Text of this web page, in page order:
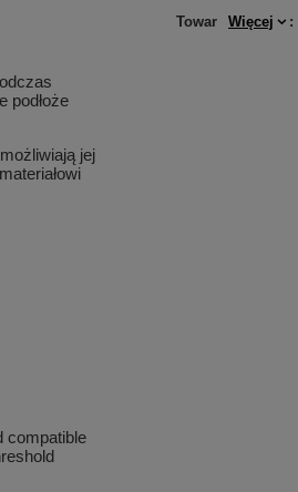
podłoże
jej
compatible
Towar Więcej